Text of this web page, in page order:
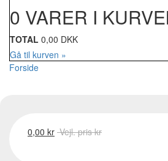
0 VARER I
TOTAL 0,00 DKK
Gå til kurven »
Forside
0,00 kr Vejl. pris kr